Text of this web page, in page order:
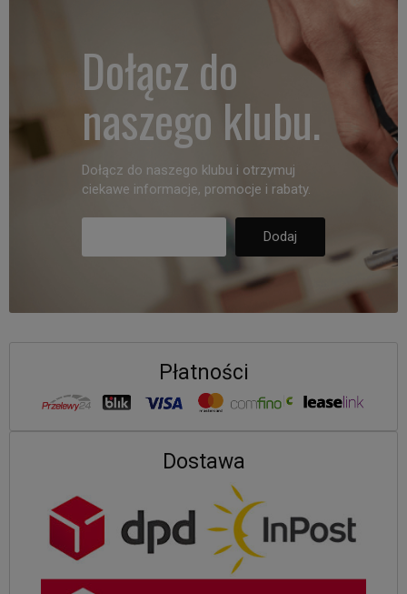
Dołącz do
naszego klubu.
Dołącz do naszego klubu i otrzymuj
ciekawe informacje, promocje i rabaty.
Płatności
Dostawa